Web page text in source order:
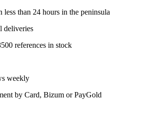
less than 24 hours in the peninsula
deliveries
references in stock
weekly
by Card, Bizum or PayGold